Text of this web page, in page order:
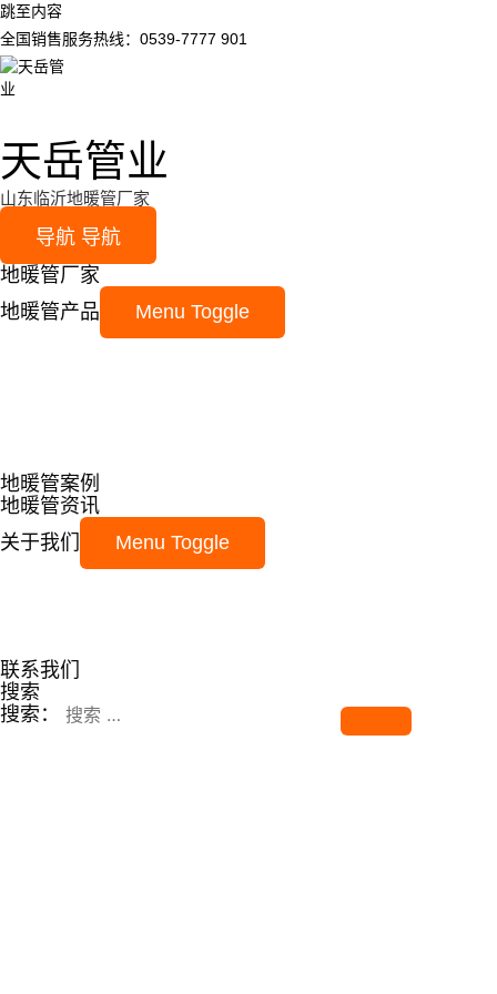
跳至内容
全国销售服务热线：0539-7777 901
天岳管业
山东临沂地暖管厂家
导航 导航
地暖管厂家
地暖管产品
Menu Toggle
地暖管案例
地暖管资讯
关于我们
Menu Toggle
联系我们
搜索
搜索：